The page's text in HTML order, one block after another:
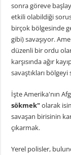
sonra göreve
etkili olabildiği
birçok bölgesinde
gibi) savaşıyor.
düzenli bir ordu
karşısında ağır
savaştıkları
İşte Amerika'nın
sökmek"olarak
savaşan birisinin
çıkarmak.
Yerel polisler,